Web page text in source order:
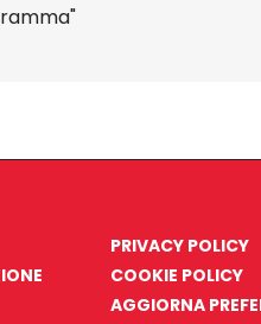
PRIVACY POLICY
COOKIE POLICY
AGGIORNA